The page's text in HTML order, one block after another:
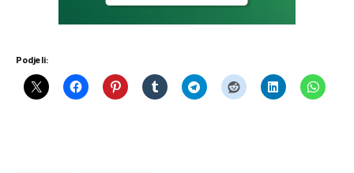
Podjeli: